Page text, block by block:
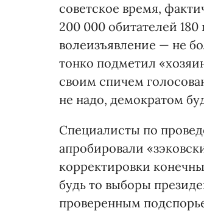
советское время,
200 000 обитателей
волеизъявление — не
тонко подметил
своим спичем
не надо, демократом
Специалисты по
апробировали
корректировки
будь то выборы
проверенным